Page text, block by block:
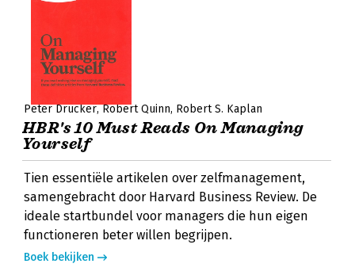
Peter Drucker Robert Quinn Robert S. Kaplan
HBR's 10 Must Reads On Managing
Yourself
Tien essentiële artikelen over zelfmanagement,
samengebracht door Harvard Business Review. De
ideale startbundel voor managers die hun eigen
functioneren beter willen begrijpen.
Boek bekijken